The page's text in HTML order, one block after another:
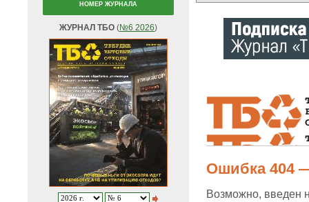
НОМЕР ЖУРНАЛА
ЖУРНАЛ ТБО (№6 2026)
Ошибка 404
Возможно, введен